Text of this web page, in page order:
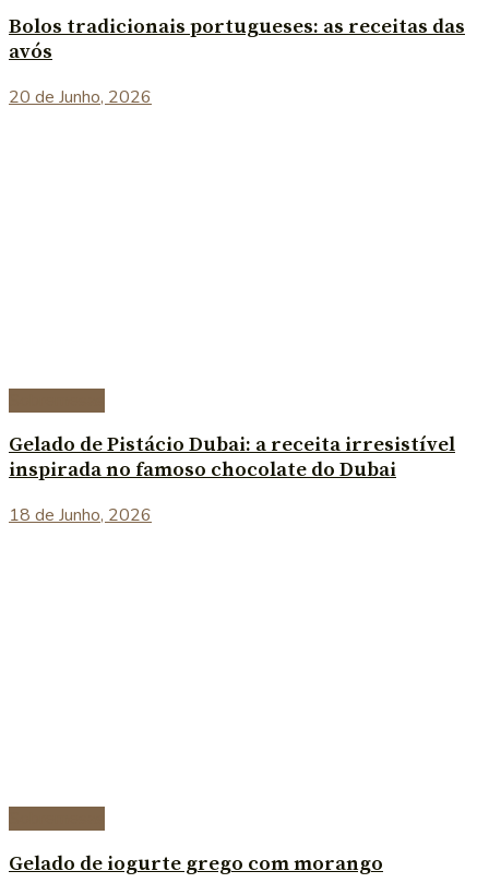
Bolos tradicionais portugueses: as receitas das
avós
20 de Junho, 2026
Gelado de Pistácio Dubai: a receita irresistível
inspirada no famoso chocolate do Dubai
18 de Junho, 2026
Gelado de iogurte grego com morango